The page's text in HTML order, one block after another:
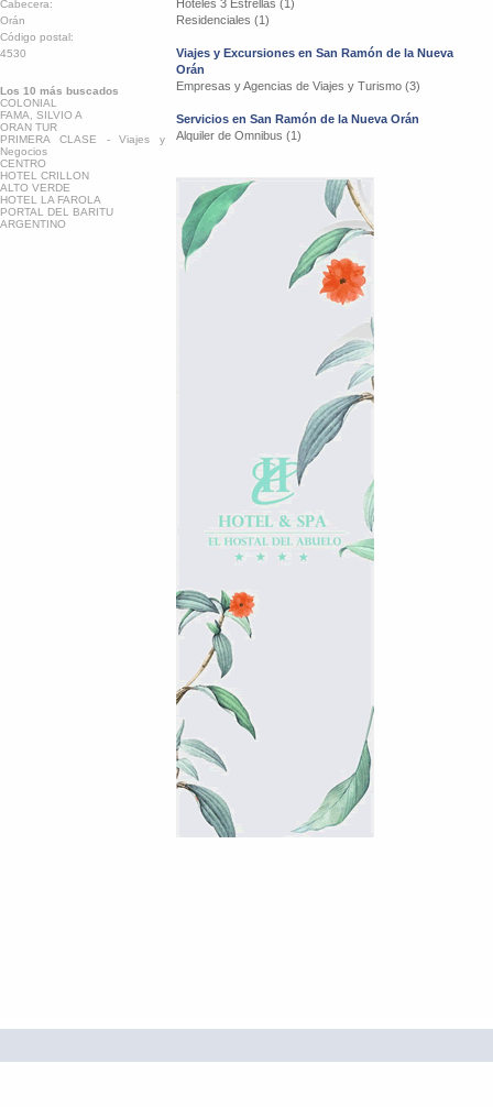
Cabecera:
Orán
Código postal:
4530
Los 10 más buscados
COLONIAL
FAMA, SILVIO A
ORAN TUR
PRIMERA CLASE - Viajes y
Negocios
CENTRO
HOTEL CRILLON
ALTO VERDE
HOTEL LA FAROLA
PORTAL DEL BARITU
ARGENTINO
Hoteles 3 Estrellas (1)
Residenciales (1)
Viajes y Excursiones en San Ramón de la Nueva
Orán
Empresas y Agencias de Viajes y Turismo (3)
Servicios en San Ramón de la Nueva Orán
Alquiler de Omnibus (1)